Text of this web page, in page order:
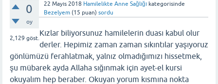
0
oy
2,129 göst.
22 Mayıs 2018 Hamilelikte Anne Sağlığı kategorisinde
Bezelyem (15 puan) sordu
Kızlar biliyorsunuz hamilelerin duası kabul olur
derler. Hepimiz zaman zaman sıkıntılar yaşıyoruz
gönlümüzü ferahlatmak, yalnız olmadığımızı hissetmek,
şu mübarek ayda Allaha sığınmak için ayet-el kursi
okuyalım hep beraber. Okuyan yorum kısmına nokta